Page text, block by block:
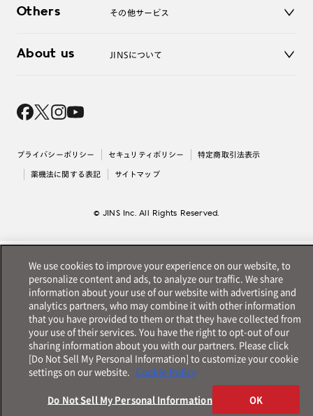
お問い合わせ
Others その他サービス
レンズ交換
About us JINSについて
採用情報
出店について
プライバシーポリシー セキュリティポリシー 特定商取引法表示
薬機法に関する表記 サイトマップ
© JINS Inc. All Rights Reserved.
We use cookies to improve your experience on our website, to
personalize content and ads, to analyze our traffic. We share
information about your use of our website with advertising and
analytics partners, who may combine it with other information
that you have provided to them or that they have collected from
your use of their services. You have the right to opt-out of our
sharing information about you with our partners. Please click
[Do Not Sell My Personal Information] to customize your cookie
settings on our website. Cookie Policy
Do Not Sell My Personal Information OK